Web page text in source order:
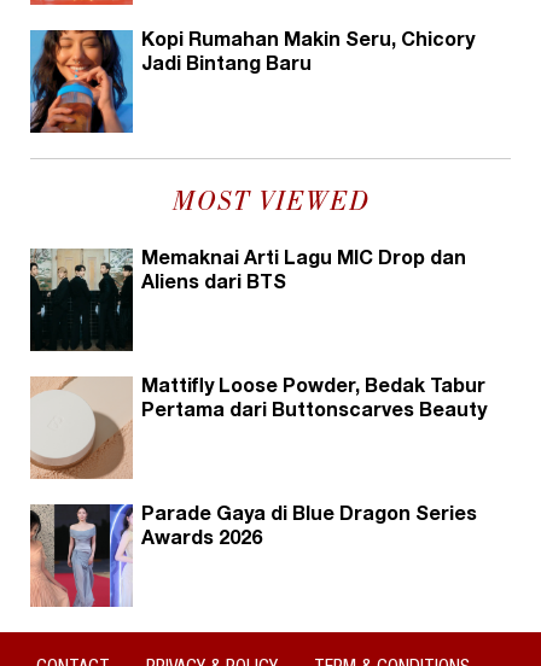
Kopi Rumahan Makin Seru, Chicory
Jadi Bintang Baru
MOST VIEWED
Memaknai Arti Lagu MIC Drop dan
Aliens dari BTS
Mattifly Loose Powder, Bedak Tabur
Pertama dari Buttonscarves Beauty
Parade Gaya di Blue Dragon Series
Awards 2026